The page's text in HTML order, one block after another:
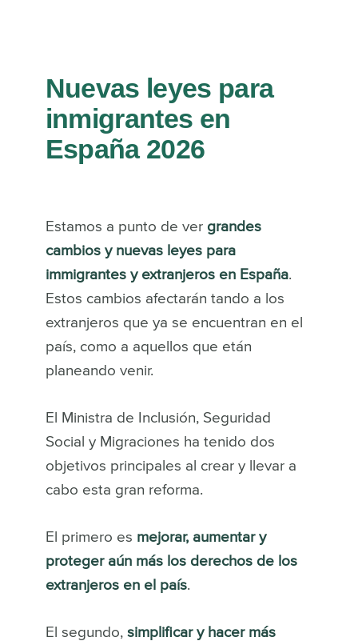
Nuevas leyes para
inmigrantes en
España 2026
Estamos a punto de ver grandes
cambios y nuevas leyes para
immigrantes y extranjeros en España.
Estos cambios afectarán tando a los
extranjeros que ya se encuentran en el
país, como a aquellos que etán
planeando venir.
El Ministra de Inclusión, Seguridad
Social y Migraciones ha tenido dos
objetivos principales al crear y llevar a
cabo esta gran reforma.
El primero es mejorar, aumentar y
proteger aún más los derechos de los
extranjeros en el país.
El segundo, simplificar y hacer más